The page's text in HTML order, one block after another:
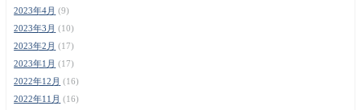
2023年4月 (9)
2023年3月 (10)
2023年2月 (17)
2023年1月 (17)
2022年12月 (16)
2022年11月 (16)